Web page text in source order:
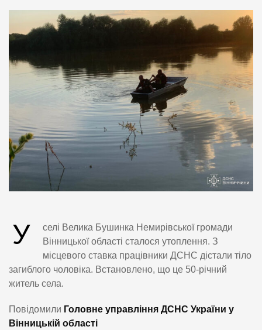
У
селі Велика Бушинка Немирівської громади
Вінницької області сталося утоплення. З
місцевого ставка працівники ДСНС дістали тіло
загиблого чоловіка. Встановлено, що це 50-річний
житель села.
Повідомили Головне управління ДСНС України у
Вінницькій області